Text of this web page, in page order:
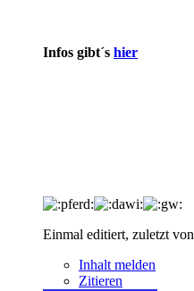
Infos gibt´s hier
Einmal editiert, zuletzt von
Inhalt melden
Zitieren